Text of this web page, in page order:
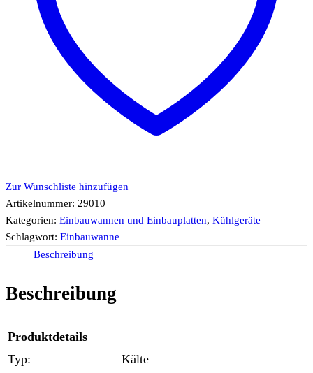
Zur Wunschliste hinzufügen
Artikelnummer: 29010
Kategorien: Einbauwannen und Einbauplatten, Kühlgeräte
Schlagwort: Einbauwanne
Beschreibung
Beschreibung
Produktdetails
Typ:
Kälte